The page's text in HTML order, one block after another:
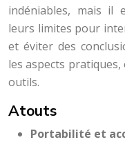
indéniables, mais il
leurs limites pour
et éviter des
les aspects
outils.
Atouts
Portabilité et